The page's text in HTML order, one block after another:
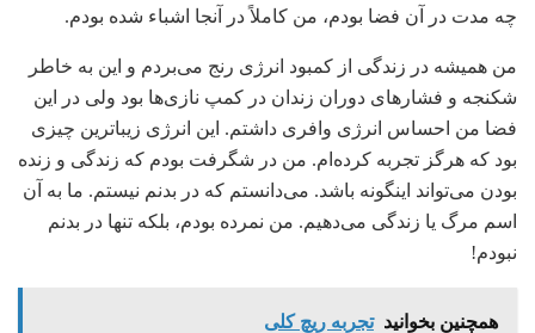
چه مدت در آن فضا بودم، من کاملاً در آنجا اشباء شده بودم.
من همیشه در زندگی از کمبود انرژی رنج می‌بردم و این به خاطر
شکنجه و فشارهای دوران زندان در کمپ نازی‌ها بود ولی در این
فضا من احساس انرژی وافری داشتم. این انرژی زیباترین چیزی
بود که هرگز تجربه کرده‌ام. من در شگرفت بودم که زندگی و زنده
بودن می‌تواند اینگونه باشد. می‌دانستم که در بدنم نیستم. ما به آن
اسم مرگ یا زندگی می‌دهیم. من نمرده بودم، بلکه تنها در بدنم
نبودم!
همچنین بخوانید تجربه ریچ کلی